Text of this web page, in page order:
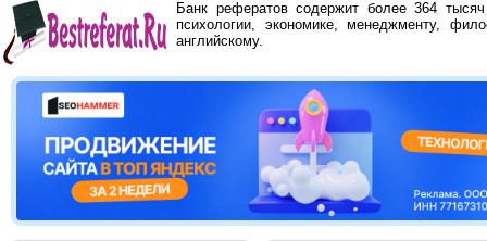
Банк рефератов содержит более 364
психологии, экономике, менеджменту,
английскому.